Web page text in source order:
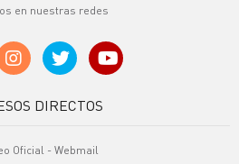
en nuestras redes
DIRECTOS
Oficial - Webmail